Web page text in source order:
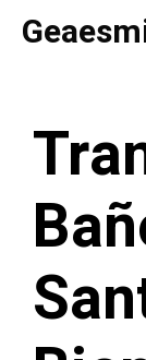
Saltar